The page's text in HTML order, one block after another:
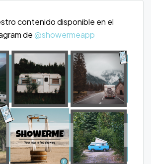
contenido disponible en el
de@showermeapp